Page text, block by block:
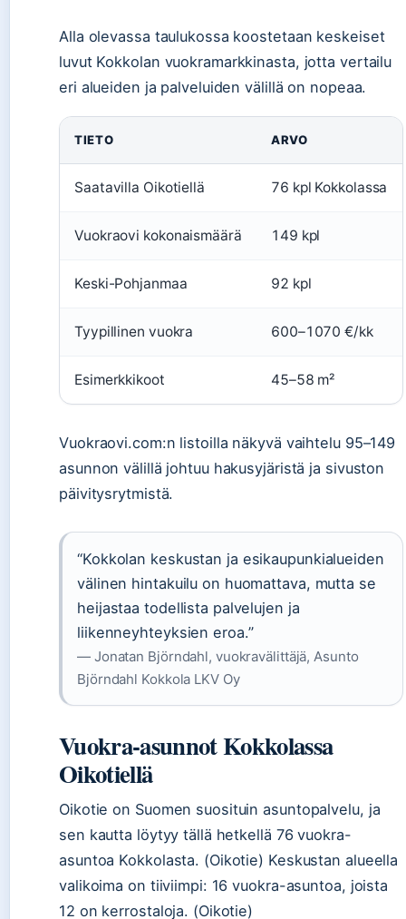
Alla olevassa taulukossa koostetaan keskeiset
luvut Kokkolan vuokramarkkinasta, jotta vertailu
eri alueiden ja palveluiden välillä on nopeaa.
TIETO ARVO
Saatavilla Oikotiellä 76 kpl Kokkolassa
Vuokraovi kokonaismäärä 149 kpl
Keski-Pohjanmaa 92 kpl
Tyypillinen vuokra 600–1070 €/kk
Esimerkkikoot 45–58 m²
Vuokraovi.com:n listoilla näkyvä vaihtelu 95–149
asunnon välillä johtuu hakusyjäristä ja sivuston
päivitysrytmistä.
“Kokkolan keskustan ja esikaupunkialueiden
välinen hintakuilu on huomattava, mutta se
heijastaa todellista palvelujen ja
liikenneyhteyksien eroa.”
— Jonatan Björndahl, vuokravälittäjä, Asunto
Björndahl Kokkola LKV Oy
Vuokra-asunnot Kokkolassa
Oikotiellä
Oikotie on Suomen suosituin asuntopalvelu, ja
sen kautta löytyy tällä hetkellä 76 vuokra-
asuntoa Kokkolasta. (Oikotie) Keskustan alueella
valikoima on tiiviimpi: 16 vuokra-asuntoa, joista
12 on kerrostaloja. (Oikotie)